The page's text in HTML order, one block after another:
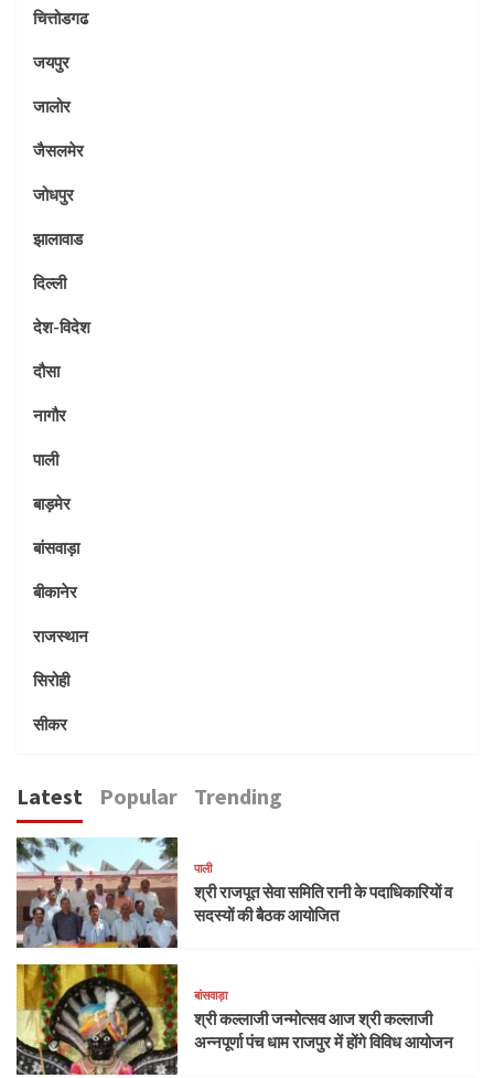
चित्तोडगढ
जयपुर
जालोर
जैसलमेर
जोधपुर
झालावाड
दिल्ली
देश-विदेश
दौसा
नागौर
पाली
बाड़मेर
बांसवाड़ा
बीकानेर
राजस्थान
सिरोही
सीकर
Latest Popular Trending
पाली
श्री राजपूत सेवा समिति रानी के पदाधिकारियों व
सदस्यों की बैठक आयोजित
बांसवाड़ा
श्री कल्लाजी जन्मोत्सव आज श्री कल्लाजी
अन्नपूर्णा पंच धाम राजपुर में होंगे विविध आयोजन